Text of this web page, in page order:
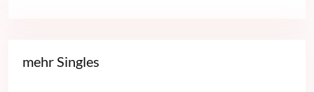
mehr Singles